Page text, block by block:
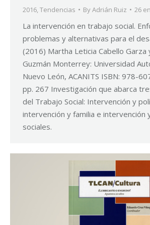
2016,Tendencias ByAdrián Ruiz 26
La intervención en trabajo social.
problemas y alternativas para el
(2016) Martha Leticia Cabello Garza
Guzmán Monterrey: Universidad
Nuevo León, ACANITS ISBN: 978-
pp. 267 Investigación que abarca
del Trabajo Social: Intervención y
intervención y familia e intervención
sociales.